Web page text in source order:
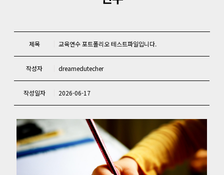
제목 교육연수 포트폴리오 테스트파일입니다.
작성자 dreamedutecher
작성일자 2026-06-17